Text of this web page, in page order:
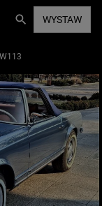
WYSTAW